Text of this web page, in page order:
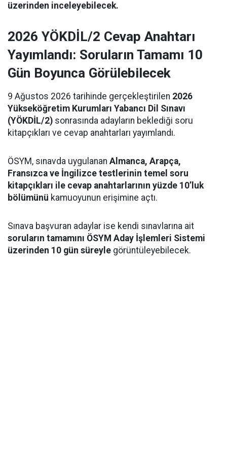
üzerinden inceleyebilecek.
2026 YÖKDİL/2 Cevap Anahtarı
Yayımlandı: Soruların Tamamı 10
Gün Boyunca Görülebilecek
9 Ağustos 2026 tarihinde gerçekleştirilen 2026
Yükseköğretim Kurumları Yabancı Dil Sınavı
(YÖKDİL/2) sonrasında adayların beklediği soru
kitapçıkları ve cevap anahtarları yayımlandı.
ÖSYM, sınavda uygulanan Almanca, Arapça,
Fransızca ve İngilizce testlerinin temel soru
kitapçıkları ile cevap anahtarlarının yüzde 10’luk
bölümünü kamuoyunun erişimine açtı.
Sınava başvuran adaylar ise kendi sınavlarına ait
soruların tamamını ÖSYM Aday İşlemleri Sistemi
üzerinden 10 gün süreyle görüntüleyebilecek.